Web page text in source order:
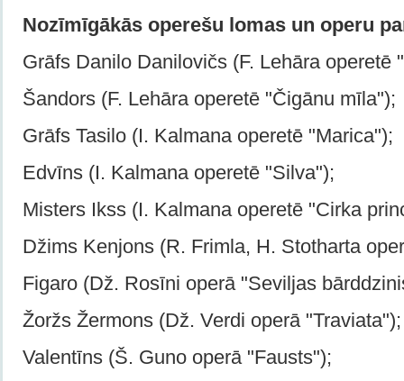
Nozīmīgākās operešu lomas un operu
Grāfs Danilo Danilovičs (F. Lehāra operetē
Šandors (F. Lehāra operetē "Čigānu mīla");
Grāfs Tasilo (I. Kalmana operetē "Marica");
Edvīns (I. Kalmana operetē "Silva");
Misters Ikss (I. Kalmana operetē "Cirka
Džims Kenjons (R. Frimla, H. Stotharta
Figaro (Dž. Rosīni operā "Seviljas
Žoržs Žermons (Dž. Verdi operā "Traviata");
Valentīns (Š. Guno operā "Fausts");